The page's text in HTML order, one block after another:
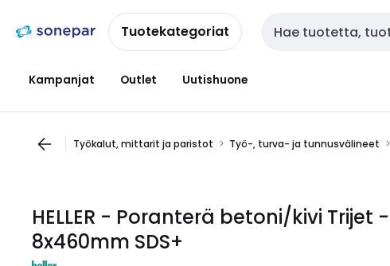
navigointiinsisältöönTuotekategoriat Haku
Kampanjat Outlet Uutishuone
Työkalut, mittarit ja paristot Työ-, turva- ja tunnusvälineet
HELLER - Poranterä betoni/kivi
8x460mm SDS+